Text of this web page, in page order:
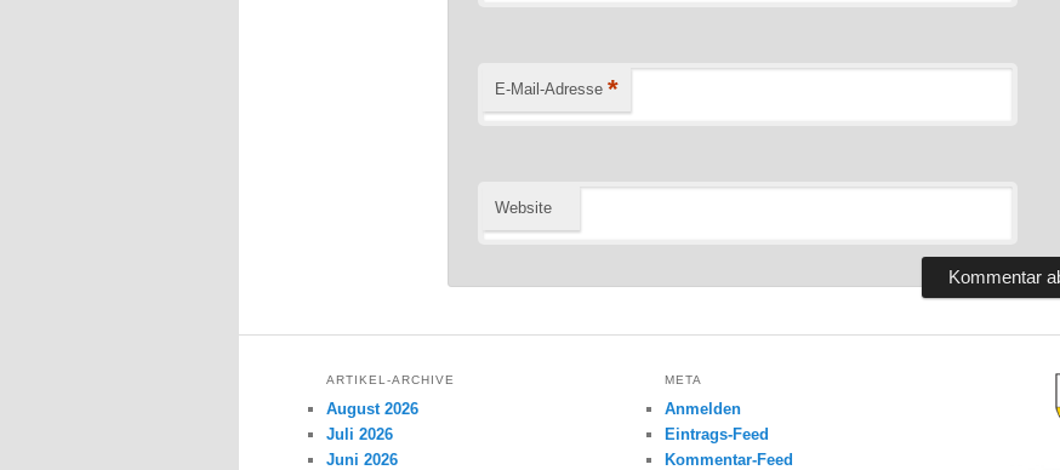
E-Mail-Adresse *
Website
ARTIKEL-ARCHIVE
August 2026
Juli 2026
Juni 2026
META
Anmelden
Eintrags-Feed
Kommentar-Feed